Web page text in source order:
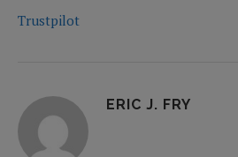
Trustpilot
ERIC J. FRY